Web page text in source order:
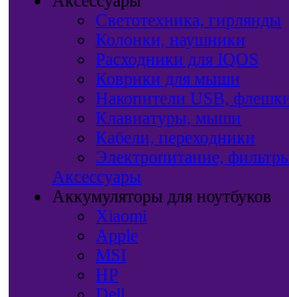
Светотехника, гирлянды
Колонки, наушники
Расходники для IQOS
Коврики для мыши
Накопители USB,
Клавиатуры, мыши
Кабели, переходники
Электропитание,
Аксессуары
Аккумуляторы для ноутбуков
Xiaomi
Apple
MSI
HP